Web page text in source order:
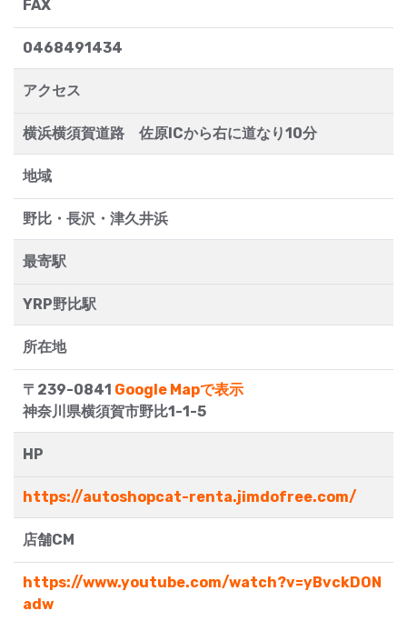
FAX
0468491434
アクセス
横浜横須賀道路 佐原ICから右に道なり10分
地域
野比・長沢・津久井浜
最寄駅
YRP野比駅
所在地
〒239-0841 Google Mapで表示
神奈川県横須賀市野比1-1-5
HP
https://autoshopcat-renta.jimdofree.com/
店舗CM
https://www.youtube.com/watch?v=yBvckDON
adw